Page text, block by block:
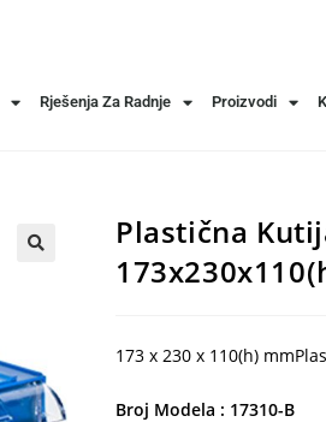
Rješenja Za Radnje Proizvodi
Plastična
173 x 230 x 110(h)
Broj Modela : 17310-B